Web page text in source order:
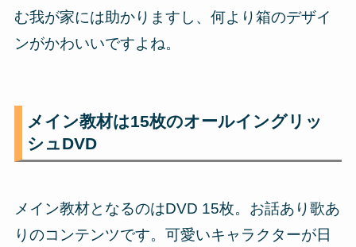
む我が家には助かりますし、何より箱のデザイ
ンがかわいいですよね。
メイン教材は15枚のオールイングリッ
シュDVD
メイン教材となるのはDVD 15枚。お話あり歌あ
りのコンテンツです。可愛いキャラクターが日